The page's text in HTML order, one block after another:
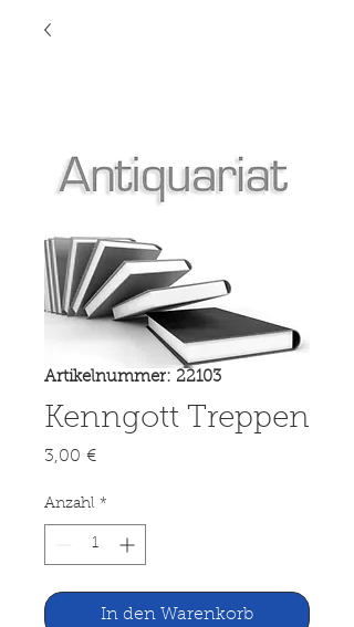
Artikelnummer: 22103
Kenngott Treppen
3,00 €Preis
Anzahl *
In den Warenkorb